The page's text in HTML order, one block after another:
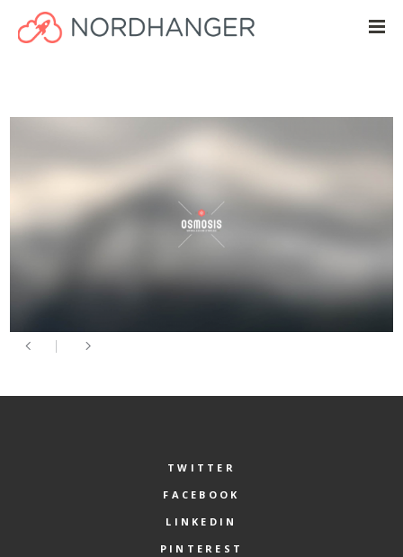
TWITTER
FACEBOOK
LINKEDIN
PINTEREST